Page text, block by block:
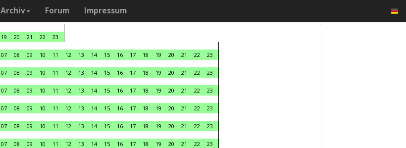
Archiv Forum Impressum
19 20 21 22
23
07 08 09 10 11 12 13 14 15 16 17 18 19 20 21 22
23
07 08 09 10 11 12 13 14 15 16 17 18 19 20 21 22
23
07 08 09 10 11 12 13 14 15 16 17 18 19 20 21 22
23
07 08 09 10 11 12 13 14 15 16 17 18 19 20 21 22
23
07 08 09 10 11 12 13 14 15 16 17 18 19 20 21 22
23
07 08 09 10 11 12 13 14 15 16 17 18 19 20 21 22
23